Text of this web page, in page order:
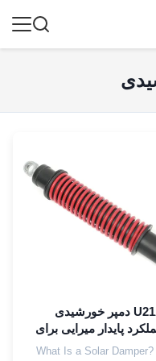
U21A دمپر خورشیدی
پایدار میرایی برای
ردیابی
What Is a Solar Damper?